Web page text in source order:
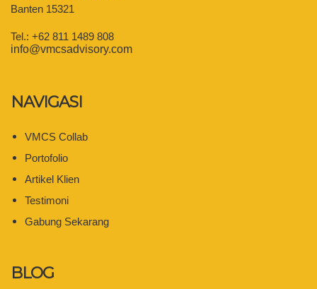
Banten 15321
Tel.: +62 811 1489 808
info@vmcsadvisory.com
NAVIGASI
VMCS Collab
Portofolio
Artikel Klien
Testimoni
Gabung Sekarang
BLOG